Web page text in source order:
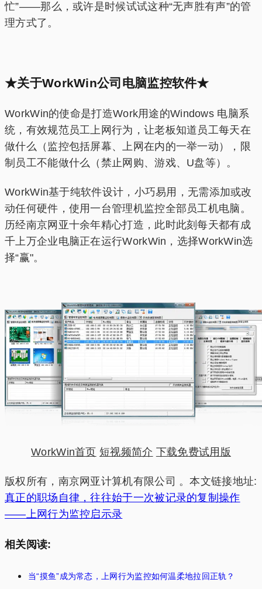
忙”——那么，或许是时候试试这种“无声胜有声”的管
理方式了。
★关于WorkWin公司电脑监控软件★
WorkWin的使命是打造Work用途的Windows 电脑系
统，有效规范员工上网行为，让老板知道员工每天在
做什么（监控包括屏幕、上网在内的一举一动），限
制员工不能做什么（禁止网购、游戏、U盘等）。
WorkWin基于纯软件设计，小巧易用，无需添加或改
动任何硬件，使用一台管理机监控全部员工机电脑。
历经南京网亚十余年精心打造，此时此刻每天都有成
千上万企业电脑正在运行WorkWin，选择WorkWin选
择“赢"。
WorkWin首页 短视频简介 下载免费试用版
版权所有，南京网亚计算机有限公司 。本文链接地址:
真正的职场自律，往往始于一次被记录的复制操作
——上网行为监控启示录
相关阅读:
当“摸鱼”成为常态，上网行为监控如何温柔地拉回正轨？